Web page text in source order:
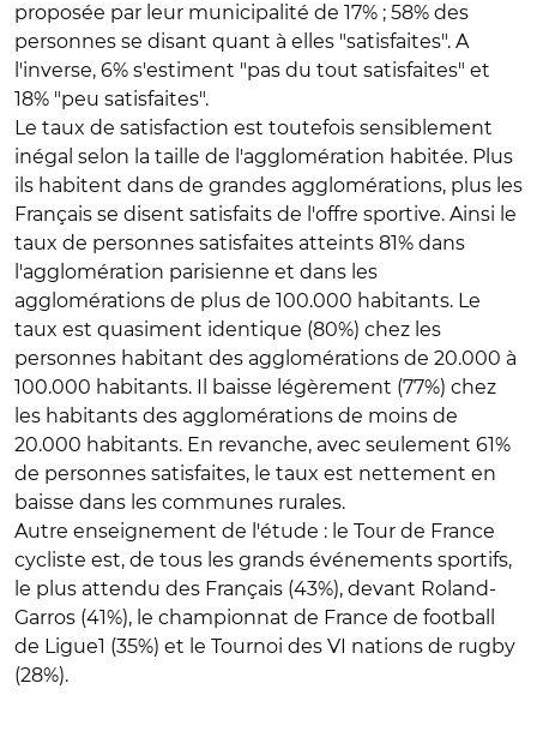
proposée par leur municipalité de 17% ; 58% des
personnes se disant quant à elles "satisfaites". A
l'inverse, 6% s'estiment "pas du tout satisfaites" et
18% "peu satisfaites".
Le taux de satisfaction est toutefois sensiblement
inégal selon la taille de l'agglomération habitée. Plus
ils habitent dans de grandes agglomérations, plus les
Français se disent satisfaits de l'offre sportive. Ainsi le
taux de personnes satisfaites atteints 81% dans
l'agglomération parisienne et dans les
agglomérations de plus de 100.000 habitants. Le
taux est quasiment identique (80%) chez les
personnes habitant des agglomérations de 20.000 à
100.000 habitants. Il baisse légèrement (77%) chez
les habitants des agglomérations de moins de
20.000 habitants. En revanche, avec seulement 61%
de personnes satisfaites, le taux est nettement en
baisse dans les communes rurales.
Autre enseignement de l'étude : le Tour de France
cycliste est, de tous les grands événements sportifs,
le plus attendu des Français (43%), devant Roland-
Garros (41%), le championnat de France de football
de Ligue1 (35%) et le Tournoi des VI nations de rugby
(28%).